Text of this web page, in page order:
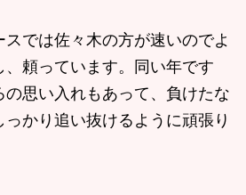
では佐々木の方が速いのでよ
、頼っています。同い年です
の思い入れもあって、負けたな
かり追い抜けるように頑張り